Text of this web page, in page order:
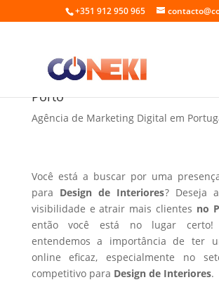
+351 912 950 965
Fazer site para Design de
Porto
Agência de Marketing Digital em
Você está a buscar por uma
para Design de Interiores? Deseja
visibilidade e atrair mais clientes no
então você está no lugar
entendemos a importância de ter
online eficaz, especialmente no
competitivo para Design de Interiores.